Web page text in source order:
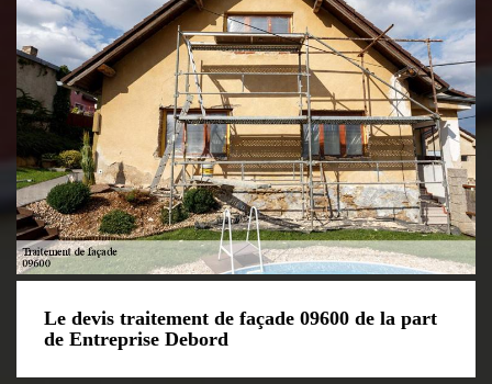
Le devis traitement de façade 09600 de la part
de Entreprise Debord